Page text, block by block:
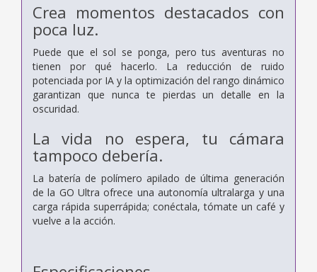
Crea momentos destacados con
poca luz.
Puede que el sol se ponga, pero tus aventuras no
tienen por qué hacerlo. La reducción de ruido
potenciada por IA y la optimización del rango dinámico
garantizan que nunca te pierdas un detalle en la
oscuridad.
La vida no espera, tu cámara
tampoco debería.
La batería de polímero apilado de última generación
de la GO Ultra ofrece una autonomía ultralarga y una
carga rápida superrápida; conéctala, tómate un café y
vuelve a la acción.